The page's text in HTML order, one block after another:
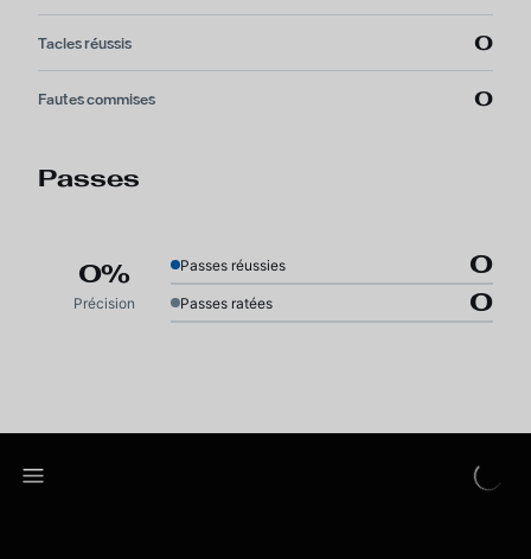
Tacles réussis 0
Fautes commises 0
Passes
0%
Précision
Passes réussies 0
Passes ratées 0